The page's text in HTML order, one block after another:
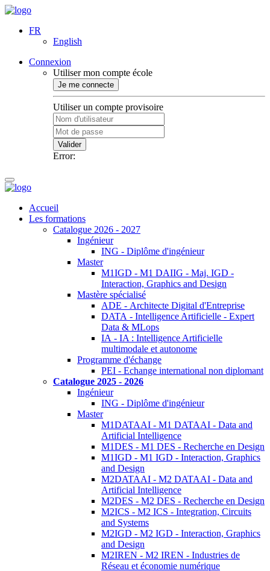
FR
English
Connexion
Utiliser mon compte école
Je me connecte
Utiliser un compte provisoire
Valider
Error:
Accueil
Les formations
Catalogue 2026 - 2027
Ingénieur
ING - Diplôme d'ingénieur
Master
M1IGD - M1 DAIIG - Maj. IGD -
Interaction, Graphics and Design
Mastère spécialisé
ADE - Architecte Digital d'Entreprise
DATA - Intelligence Artificielle - Expert
Data & MLops
IA - IA : Intelligence Artificielle
multimodale et autonome
Programme d'échange
PEI - Echange international non diplomant
Catalogue 2025 - 2026
Ingénieur
ING - Diplôme d'ingénieur
Master
M1DATAAI - M1 DATAAI - Data and
Artificial Intelligence
M1DES - M1 DES - Recherche en Design
M1IGD - M1 IGD - Interaction, Graphics
and Design
M2DATAAI - M2 DATAAI - Data and
Artificial Intelligence
M2DES - M2 DES - Recherche en Design
M2ICS - M2 ICS - Integration, Circuits
and Systems
M2IGD - M2 IGD - Interaction, Graphics
and Design
M2IREN - M2 IREN - Industries de
Réseau et économie numérique